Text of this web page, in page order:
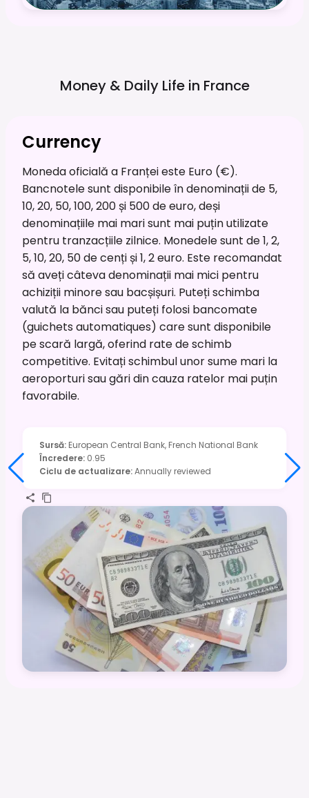
Money & Daily Life in France
Currency
Moneda oficială a Franței este Euro (€).
Bancnotele sunt disponibile în denominații de 5,
10, 20, 50, 100, 200 și 500 de euro, deși
denominațiile mai mari sunt mai puțin utilizate
pentru tranzacțiile zilnice. Monedele sunt de 1, 2,
5, 10, 20, 50 de cenți și 1, 2 euro. Este recomandat
să aveți câteva denominații mai mici pentru
achiziții minore sau bacșișuri. Puteți schimba
valută la bănci sau puteți folosi bancomate
(guichets automatiques) care sunt disponibile
pe scară largă, oferind rate de schimb
competitive. Evitați schimbul unor sume mari la
aeroporturi sau gări din cauza ratelor mai puțin
favorabile.
Sursă: European Central Bank, French National Bank
Încredere: 0.95
Ciclu de actualizare:Annually reviewed